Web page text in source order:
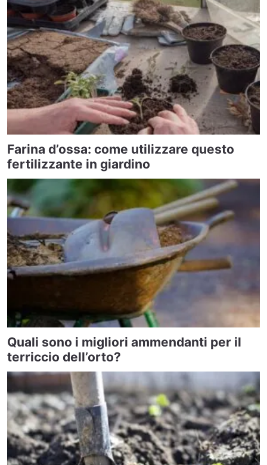
Farina d’ossa: come utilizzare questo
fertilizzante in giardino
Quali sono i migliori ammendanti per il
terriccio dell’orto?